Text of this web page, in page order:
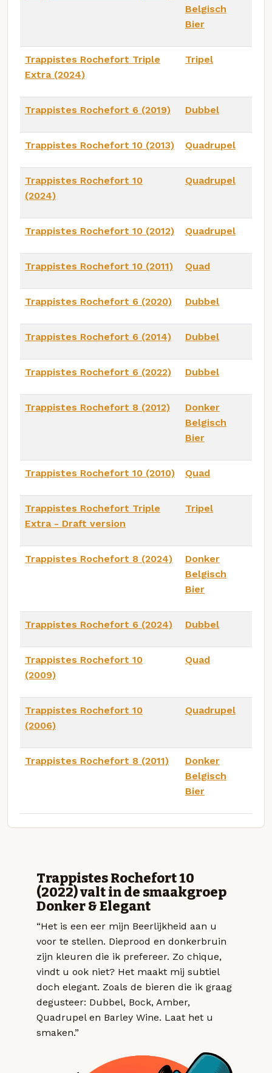
Belgisch
Bier
Trappistes Rochefort Triple
Extra (2024)
Tripel
Trappistes Rochefort 6 (2019) Dubbel
Trappistes Rochefort 10 (2013) Quadrupel
Trappistes Rochefort 10
(2024)
Quadrupel
Trappistes Rochefort 10 (2012) Quadrupel
Trappistes Rochefort 10 (2011) Quad
Trappistes Rochefort 6 (2020) Dubbel
Trappistes Rochefort 6 (2014) Dubbel
Trappistes Rochefort 6 (2022) Dubbel
Trappistes Rochefort 8 (2012)
Donker
Belgisch
Bier
Trappistes Rochefort 10 (2010) Quad
Trappistes Rochefort Triple
Extra - Draft version
Tripel
Trappistes Rochefort 8 (2024)
Donker
Belgisch
Bier
Trappistes Rochefort 6 (2024) Dubbel
Trappistes Rochefort 10
(2009)
Quad
Trappistes Rochefort 10
(2006)
Quadrupel
Trappistes Rochefort 8 (2011)
Donker
Belgisch
Bier
Trappistes Rochefort 10
(2022) valt in de smaakgroep
Donker & Elegant
“Het is een eer mijn Beerlijkheid aan u
voor te stellen. Dieprood en donkerbruin
zijn kleuren die ik prefereer. Zo chique,
vindt u ook niet? Het maakt mij subtiel
doch elegant. Zoals de bieren die ik graag
degusteer: Dubbel, Bock, Amber,
Quadrupel en Barley Wine. Laat het u
smaken.”